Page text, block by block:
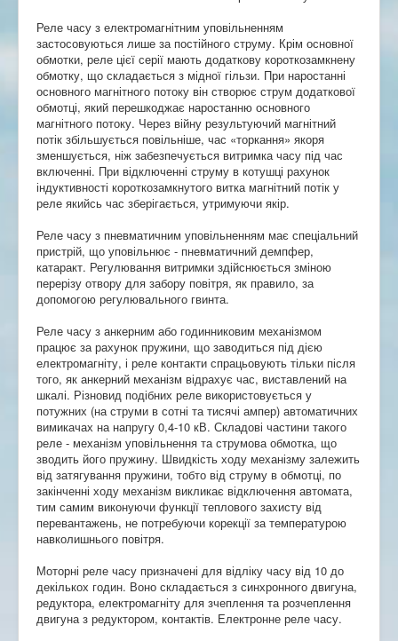
Реле часу з електромагнітним уповільненням
застосовуються лише за постійного струму. Крім основної
обмотки, реле цієї серії мають додаткову короткозамкнену
обмотку, що складається з мідної гільзи. При наростанні
основного магнітного потоку він створює струм додаткової
обмотці, який перешкоджає наростанню основного
магнітного потоку. Через війну результуючий магнітний
потік збільшується повільніше, час «торкання» якоря
зменшується, ніж забезпечується витримка часу під час
включенні. При відключенні струму в котушці рахунок
індуктивності короткозамкнутого витка магнітний потік у
реле якийсь час зберігається, утримуючи якір.
Реле часу з пневматичним уповільненням має спеціальний
пристрій, що уповільнює - пневматичний демпфер,
катаракт. Регулювання витримки здійснюється зміною
перерізу отвору для забору повітря, як правило, за
допомогою регулювального гвинта.
Реле часу з анкерним або годинниковим механізмом
працює за рахунок пружини, що заводиться під дією
електромагніту, і реле контакти спрацьовують тільки після
того, як анкерний механізм відрахує час, виставлений на
шкалі. Різновид подібних реле використовується у
потужних (на струми в сотні та тисячі ампер) автоматичних
вимикачах на напругу 0,4-10 кВ. Складові частини такого
реле - механізм уповільнення та струмова обмотка, що
зводить його пружину. Швидкість ходу механізму залежить
від затягування пружини, тобто від струму в обмотці, по
закінченні ходу механізм викликає відключення автомата,
тим самим виконуючи функції теплового захисту від
перевантажень, не потребуючи корекції за температурою
навколишнього повітря.
Моторні реле часу призначені для відліку часу від 10 до
декількох годин. Воно складається з синхронного двигуна,
редуктора, електромагніту для зчеплення та розчеплення
двигуна з редуктором, контактів. Електронне реле часу.